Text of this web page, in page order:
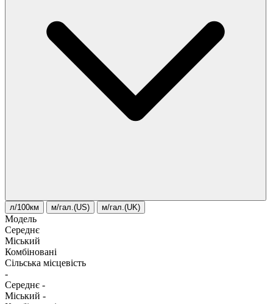
л/100км м/гал.(US) м/гал.(UK)
Модель
Середнє
Міський
Комбіновані
Сільська місцевість
-
Середнє -
Міський -